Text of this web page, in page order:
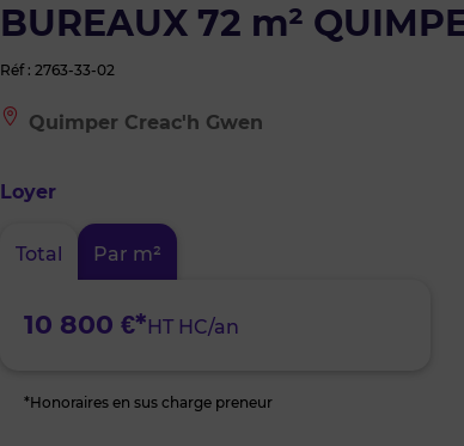
BUREAUX 72 m²
Réf : 2763-33-02
Le
bien
à
Quimper
Creac'h
Gwen
Quimper Creac'h Gwen
Loyer
Total Par m²
10 800 €*HT HC/an
*Honoraires en sus charge preneur